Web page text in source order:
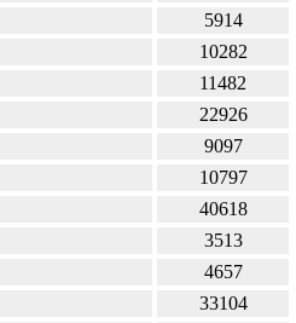
5914
10282
11482
22926
9097
10797
40618
3513
4657
33104